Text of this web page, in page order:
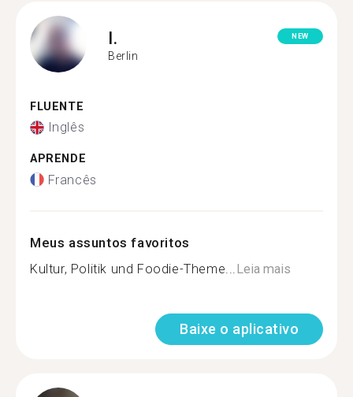
I.
Berlin
NEW
FLUENTE
Inglês
APRENDE
Francês
Meus assuntos favoritos
Kultur, Politik und Foodie-Theme... Leia mais
Baixe o aplicativo